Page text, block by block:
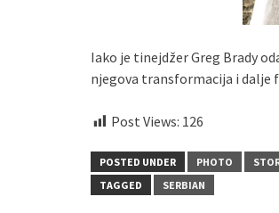
Iako je tinejdžer Greg Brady
njegova transformacija i dalje
Post Views: 126
POSTED UNDER PHOTO
TAGGED
SERBIAN